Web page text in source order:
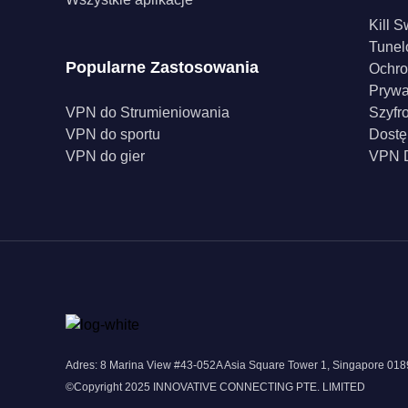
Popularne Zastosowania
VPN do Strumieniowania
VPN do sportu
VPN do gier
Kill
VPN
Adres: 8 Marina View #43-052A Asia Square Tower 1, Singapore
©Copyright 2025 INNOVATIVE CONNECTING PTE. LIMITED